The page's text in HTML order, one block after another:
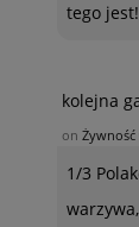
tego
kolejna
on
1/3